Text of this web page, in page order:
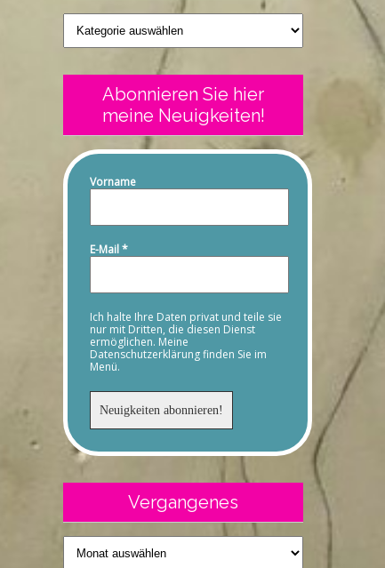
Geschriebenes
Abonnieren Sie hier
meine Neuigkeiten!
Vorname
E-Mail*
Ich halte Ihre Daten privat und teile sie
nur mit Dritten, die diesen Dienst
ermöglichen. Meine
Datenschutzerklärung finden Sie im
Menü.
Vergangenes
Vergangenes